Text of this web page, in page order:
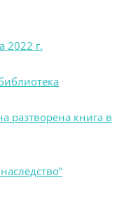
2022 г.
разтворена книга в